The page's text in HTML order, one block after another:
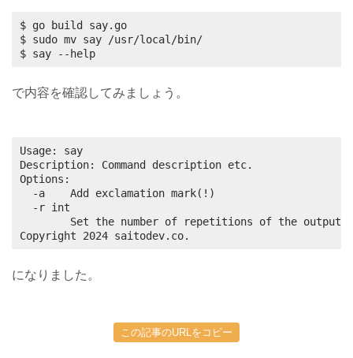
$ go build say.go
$ sudo mv say /usr/local/bin/
$ say --help
で内容を確認してみましょう。
Usage: say
Description: Command description etc.
Options:
  -a    Add exclamation mark(!)
  -r int
Set the number of repetitions of the output
Copyright 2024 saitodev.co.
になりました。
この記事のURLをコピー